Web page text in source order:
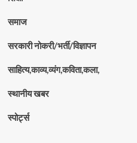
समाज
सरकारी नोकरी/भर्ती/विज्ञापन
साहित्य,काव्य,व्यंग,कविता,कला,
स्थानीय खबर
स्पोर्ट्स